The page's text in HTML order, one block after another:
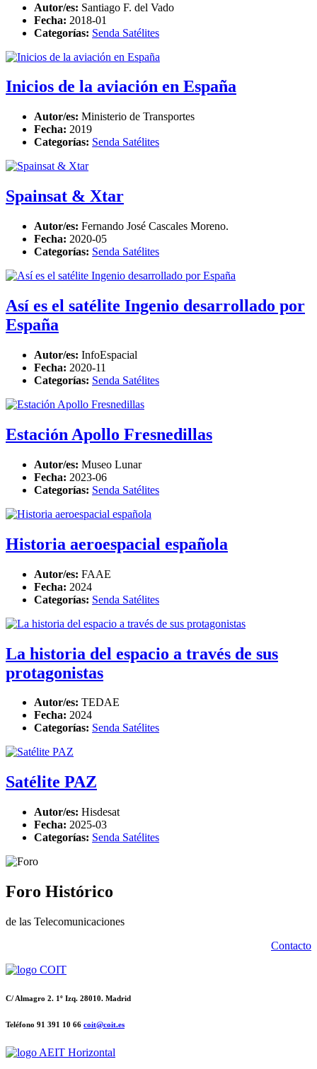
Autor/es: Santiago F. del Vado
Fecha: 2018-01
Categorías: Senda Satélites
Inicios de la aviación en España
Autor/es: Ministerio de Transportes
Fecha: 2019
Categorías: Senda Satélites
Spainsat & Xtar
Autor/es: Fernando José Cascales Moreno.
Fecha: 2020-05
Categorías: Senda Satélites
Así es el satélite Ingenio desarrollado por
España
Autor/es: InfoEspacial
Fecha: 2020-11
Categorías: Senda Satélites
Estación Apollo Fresnedillas
Autor/es: Museo Lunar
Fecha: 2023-06
Categorías: Senda Satélites
Historia aeroespacial española
Autor/es: FAAE
Fecha: 2024
Categorías: Senda Satélites
La historia del espacio a través de sus
protagonistas
Autor/es: TEDAE
Fecha: 2024
Categorías: Senda Satélites
Satélite PAZ
Autor/es: Hisdesat
Fecha: 2025-03
Categorías: Senda Satélites
Foro Histórico
de las Telecomunicaciones
Contacto
C/ Almagro 2. 1º Izq. 28010. Madrid
Teléfono 91 391 10 66 coit@coit.es